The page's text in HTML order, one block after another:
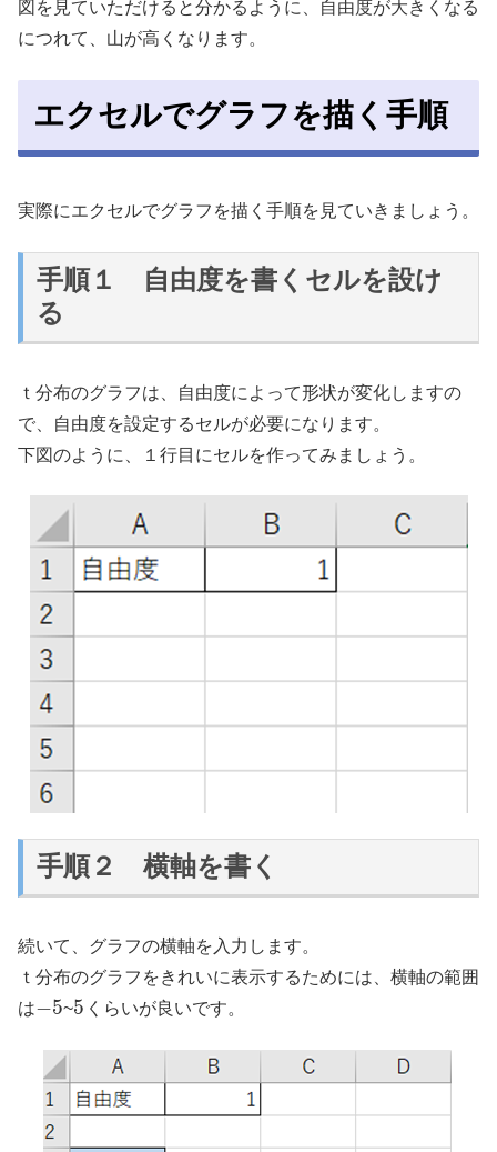
図を見ていただけると分かるように、自由度が大きくなる
につれて、山が高くなります。
エクセルでグラフを描く手順
実際にエクセルでグラフを描く手順を見ていきましょう。
手順１ 自由度を書くセルを設け
る
ｔ分布のグラフは、自由度によって形状が変化しますの
で、自由度を設定するセルが必要になります。
下図のように、１行目にセルを作ってみましょう。
手順２ 横軸を書く
続いて、グラフの横軸を入力します。
ｔ分布のグラフをきれいに表示するためには、横軸の範囲
は−5~5 くらいが良いです。